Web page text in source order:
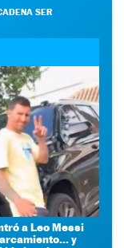
SER
a Leo Messi
y